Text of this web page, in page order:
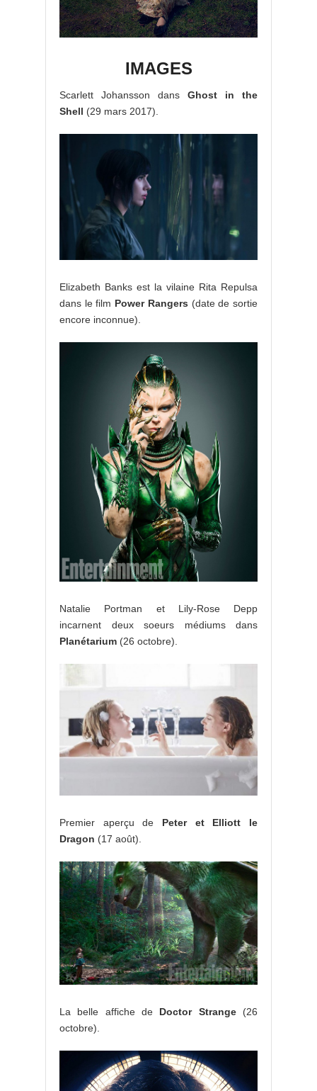
IMAGES
Scarlett Johansson dans Ghost in the
Shell (29 mars 2017).
Elizabeth Banks est la vilaine Rita Repulsa
dans le film Power Rangers (date de sortie
encore inconnue).
Natalie Portman et Lily-Rose Depp
incarnent deux soeurs médiums dans
Planétarium (26 octobre).
Premier aperçu de Peter et Elliott le
Dragon (17 août).
La belle affiche de Doctor Strange (26
octobre).